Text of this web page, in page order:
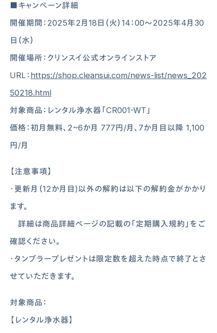
プライバシーポリシー
ソーシャルメディアポリシー
法人の皆様へ
■キャンペーン詳細
開催期間：2025年2月18日（火）14：00～2025年4月30
日（水）
開催場所：クリンスイ公式オンラインストア
URL： https://shop.cleansui.com/news-list/news_202
50218.html
対象商品：レンタル浄水器「CR001-WT」
価格：初月無料、2~6か月 777円/月、7か月目以降 1,100
円/月
【注意事項】
・更新月（12か月目)以外の解約は以下の解約金がかかり
ます。
詳細は商品詳細ページの記載の「定期購入規約」をご
確認ください。
・タンブラープレゼントは限定数を超えた時点で終了とさ
せていただきます。
対象商品：
【レンタル浄水器】